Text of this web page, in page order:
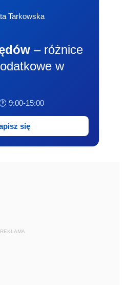
Tarkowska
– różnice
w
9:00-15:00
się
REKLAMA